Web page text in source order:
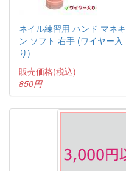
ネイル練習用 ハンド マネキ
ン ソフト 右手 (ワイヤー入
り)
販売価格(税込)
850円